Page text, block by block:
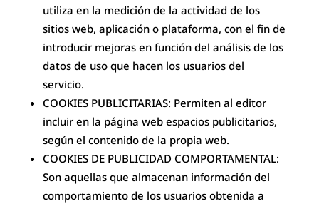
utiliza en la medición de la actividad de los
sitios web, aplicación o plataforma, con el fin de
introducir mejoras en función del análisis de los
datos de uso que hacen los usuarios del
servicio.
COOKIES PUBLICITARIAS: Permiten al editor
incluir en la página web espacios publicitarios,
según el contenido de la propia web.
COOKIES DE PUBLICIDAD COMPORTAMENTAL:
Son aquellas que almacenan información del
comportamiento de los usuarios obtenida a